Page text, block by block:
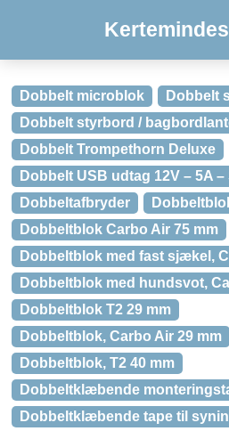
Dobbelt microblok
Dobbelt
Dobbelt styrbord /
Dobbelt Trompethorn Deluxe
Dobbelt USB udtag 12V – 5A –
Dobbeltafbryder
Dobbeltblok Carbo Air 75 mm
Dobbeltblok med fast sjækel,
Dobbeltblok med hundsvot,
Dobbeltblok T2 29 mm
Dobbeltblok, Carbo Air 29 mm
Dobbeltblok, T2 40 mm
Dobbeltklæbende
Dobbeltklæbende tape til